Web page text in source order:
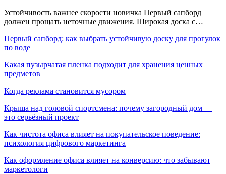
Устойчивость важнее скорости новичка Первый сапборд
должен прощать неточные движения. Широкая доска с…
Первый сапборд: как выбрать устойчивую доску для прогулок
по воде
Какая пузырчатая пленка подходит для хранения ценных
предметов
Когда реклама становится мусором
Крыша над головой спортсмена: почему загородный дом —
это серьёзный проект
Как чистота офиса влияет на покупательское поведение:
психология цифрового маркетинга
Как оформление офиса влияет на конверсию: что забывают
маркетологи